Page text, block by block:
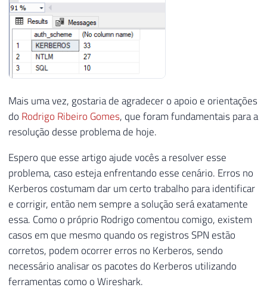
Mais uma vez, gostaria de agradecer o apoio e orientações
do Rodrigo Ribeiro Gomes, que foram fundamentais para a
resolução desse problema de hoje.
Espero que esse artigo ajude vocês a resolver esse
problema, caso esteja enfrentando esse cenário. Erros no
Kerberos costumam dar um certo trabalho para identificar
e corrigir, então nem sempre a solução será exatamente
essa. Como o próprio Rodrigo comentou comigo, existem
casos em que mesmo quando os registros SPN estão
corretos, podem ocorrer erros no Kerberos, sendo
necessário analisar os pacotes do Kerberos utilizando
ferramentas como o Wireshark.